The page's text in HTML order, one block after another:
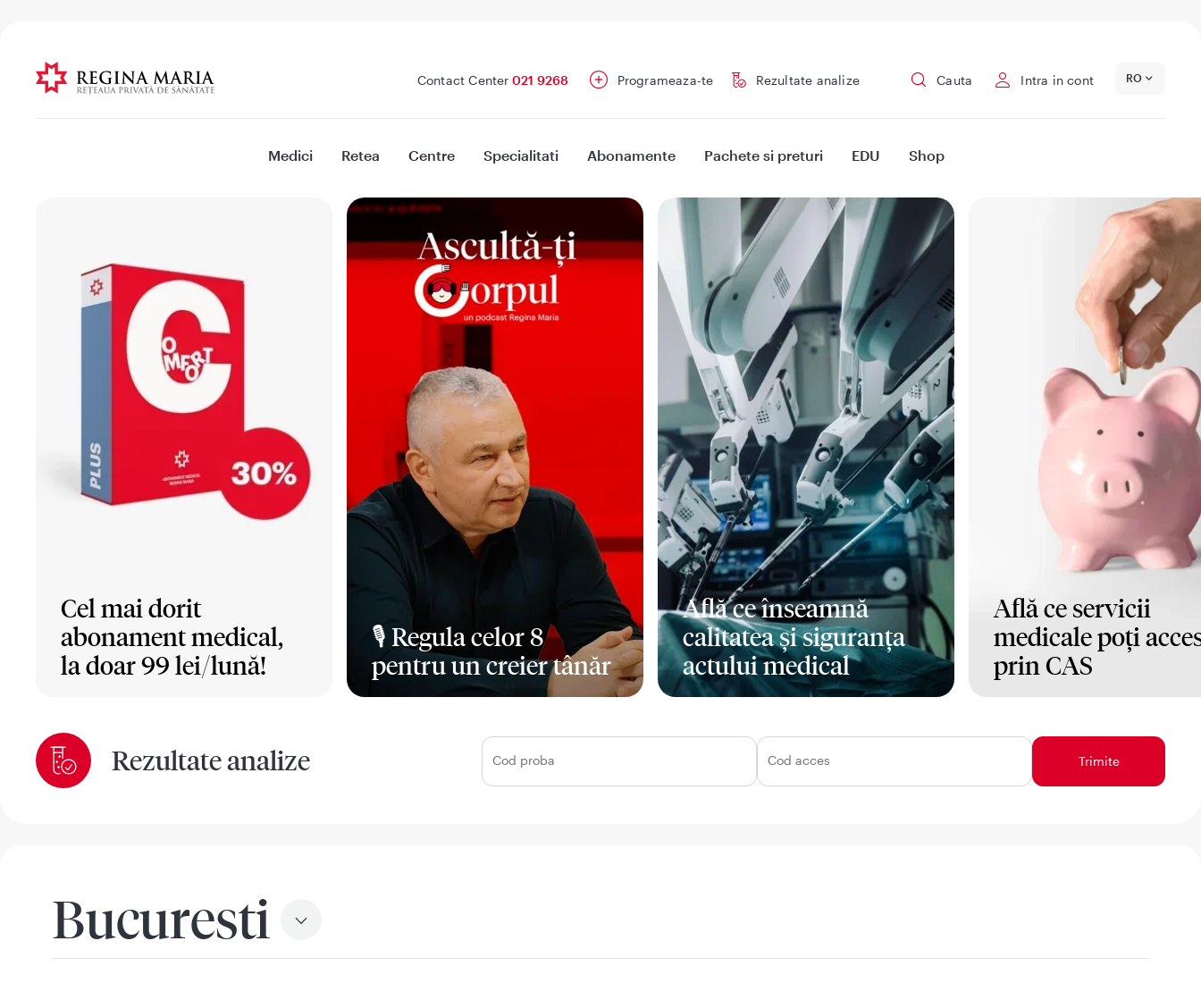
Contact Center 021 9268 Programeaza-te Rezultate analize Cauta Intra in cont RO
Medici Retea Centre Specialitati Abonamente Pachete si preturi EDU Shop
Cel mai dorit
abonament medical,
la doar 99 lei/lună!
🎙️ Regula celor 8
pentru un creier tânăr
Află ce înseamnă
calitatea și siguranța
actului medical
Află ce servicii
medicale poți
prin CAS
Rezultate analize Cod proba Cod acces
Bucuresti